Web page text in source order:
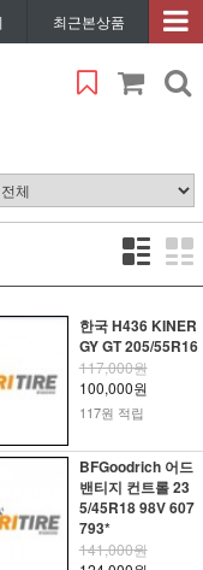
최근본상품
한국 H436 KINER
GY GT 205/55R16
117,000원
100,000원
117원 적립
BFGoodrich 어드
밴티지 컨트롤 23
5/45R18 98V 607
793*
141,000원